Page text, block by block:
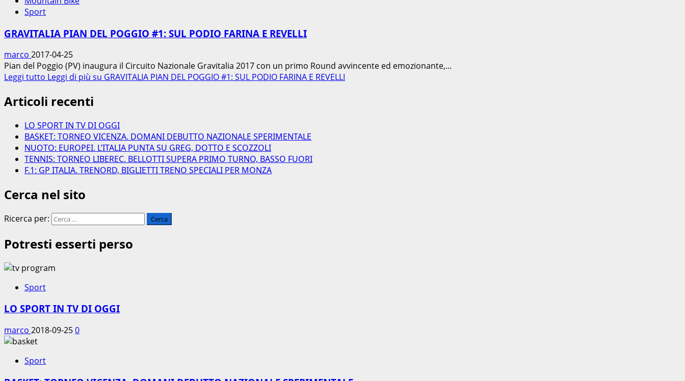
Sport
GRAVITALIA PIAN DEL POGGIO #1: SUL PODIO FARINA E REVELLI
marco 2017-04-25
Pian del Poggio (PV) inaugura il Circuito Nazionale Gravitalia 2017 con un primo Round avvincente ed emozionante,...
Leggi tutto Leggi di più su GRAVITALIA PIAN DEL POGGIO #1: SUL PODIO FARINA E REVELLI
Articoli recenti
LO SPORT IN TV DI OGGI
BASKET: TORNEO VICENZA. DOMANI DEBUTTO NAZIONALE SPERIMENTALE
NUOTO: EUROPEI. L’ITALIA PUNTA SU GREG, DOTTO E SCOZZOLI
TENNIS: TORNEO LIBEREC. BELLOTTI SUPERA PRIMO TURNO, BASSO FUORI
F.1: GP ITALIA. TRENORD, BIGLIETTI TRENO SPECIALI PER MONZA
Cerca nel sito
Ricerca per:
Potresti esserti perso
Sport
LO SPORT IN TV DI OGGI
marco 2018-09-250
Sport